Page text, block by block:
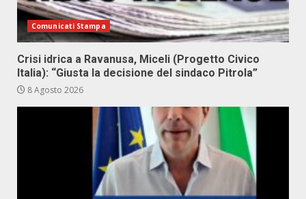
Comunicati Stampa
Crisi idrica a Ravanusa, Miceli (Progetto Civico
Italia): “Giusta la decisione del sindaco Pitrola”
8 Agosto 2026